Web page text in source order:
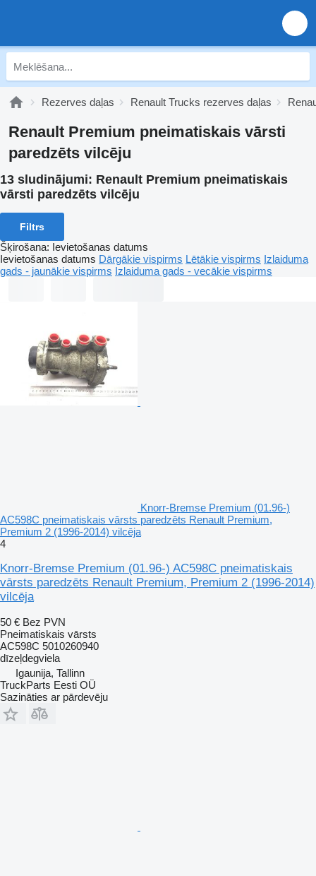
Rezerves daļas Renault Trucks rezerves daļas
Renault Premium pneimatiskais vārsti
paredzēts vilcēju
13 sludinājumi: Renault Premium pneimatiskais
vārsti paredzēts vilcēju
Filtrs
Šķirošana: Ievietošanas datums
Ievietošanas datums Dārgākie vispirms Lētākie vispirms Izlaiduma
gads - jaunākie vispirms Izlaiduma gads - vecākie vispirms
Knorr-Bremse Premium (01.96-)
AC598C pneimatiskais vārsts paredzēts Renault Premium,
Premium 2 (1996-2014) vilcēja
4
Knorr-Bremse Premium (01.96-) AC598C pneimatiskais
vārsts paredzēts Renault Premium, Premium 2 (1996-2014)
vilcēja
50 € Bez PVN
Pneimatiskais vārsts
AC598C 5010260940
dīzeļdegviela
Igaunija, Tallinn
TruckParts Eesti OÜ
Sazināties ar pārdevēju